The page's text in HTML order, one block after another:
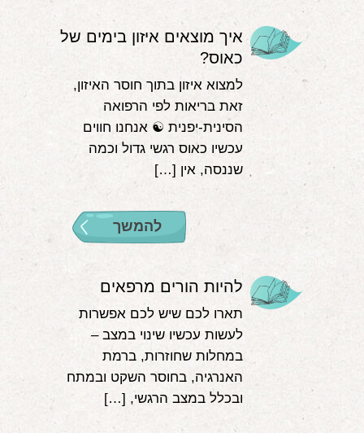
איך מוצאים איזון בימים של
כאוס?
למצוא איזון בתוך חוסר האיזון,
זאת בריאות לפי הרפואה
הסינית-יפנית ☯️ אנחנו חווים
עכשיו כאוס רגשי גדול וכמה
שננסה, אין […]
להמשך
להיות הורים מרפאים
תארו לכם שיש לכם אפשרות
לעשות עכשיו שינוי במצב –
במחלות שחוזרות, ברמת
האנרגיה, בחוסר השקט ובמתח
ובכלל במצב הרגשי, […]